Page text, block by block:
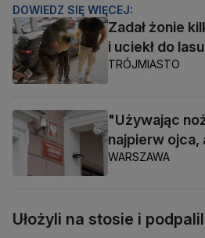
DOWIEDZ SIĘ WIĘCEJ:
Zadał żonie
i uciekł do
TRÓJMIASTO
"Używając
najpierw ojca,
WARSZAWA
Ułożyli na stosie i